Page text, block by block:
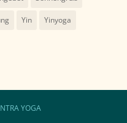
Yin Yinyoga
YOGA